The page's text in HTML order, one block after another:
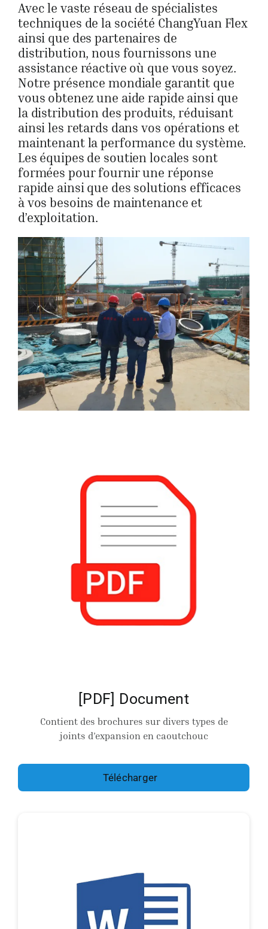
Avec le vaste réseau de spécialistes
techniques de la société ChangYuan Flex
ainsi que des partenaires de
distribution, nous fournissons une
assistance réactive où que vous soyez.
Notre présence mondiale garantit que
vous obtenez une aide rapide ainsi que
la distribution des produits, réduisant
ainsi les retards dans vos opérations et
maintenant la performance du système.
Les équipes de soutien locales sont
formées pour fournir une réponse
rapide ainsi que des solutions efficaces
à vos besoins de maintenance et
d’exploitation.
[PDF] Document
Contient des brochures sur divers types de
joints d’expansion en caoutchouc
Télécharger